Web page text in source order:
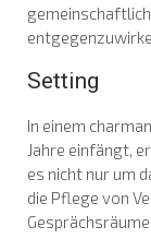
Setting
In einem
Jahre einfängt,
es nicht nur um
die Pflege von